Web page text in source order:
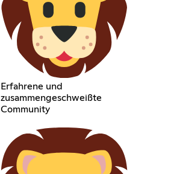
Erfahrene und
zusammengeschweißte
Community